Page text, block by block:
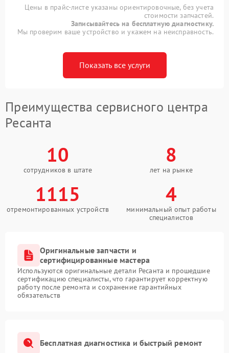
Цены в прайс-листе указаны ориентировочные, без учета
стоимости запчастей.
Записывайтесь на бесплатную диагностику.
Мы проверим ваше устройство и укажем на неисправность.
Показать все услуги
Преимущества сервисного центра
Ресанта
10
сотрудников в штате
8
лет на рынке
1115
отремонтированных устройств
4
минимальный опыт работы
специалистов
Оригинальные запчасти и
сертифицированные мастера
Используются оригинальные детали Ресанта и прошедшие
сертификацию специалисты, что гарантирует корректную
работу после ремонта и сохранение гарантийных
обязательств
Бесплатная диагностика и быстрый ремонт